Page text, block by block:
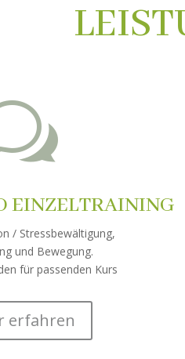
EINZELTRAINING
/ Stressbewältigung,
und Bewegung.
für passenden Kurs
erfahren